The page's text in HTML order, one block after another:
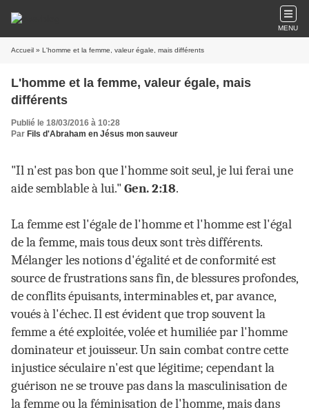
MENU
Accueil » L'homme et la femme, valeur égale, mais différents
L'homme et la femme, valeur égale, mais
différents
Publié le 18/03/2016 à 10:28
Par Fils d'Abraham en Jésus mon sauveur
"Il n'est pas bon que l'homme soit seul, je lui ferai une
aide semblable à lui." Gen. 2:18.
La femme est l'égale de l'homme et l'homme est l'égal
de la femme, mais tous deux sont très différents.
Mélanger les notions d'égalité et de conformité est
source de frustrations sans fin, de blessures profondes,
de conflits épuisants, interminables et, par avance,
voués à l'échec. Il est évident que trop souvent la
femme a été exploitée, volée et humiliée par l'homme
dominateur et jouisseur. Un sain combat contre cette
injustice séculaire n'est que légitime; cependant la
guérison ne se trouve pas dans la masculinisation de
la femme ou la féminisation de l'homme, mais dans